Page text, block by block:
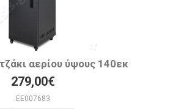
αερίου ύψους 140εκ
279,00€
EE007683